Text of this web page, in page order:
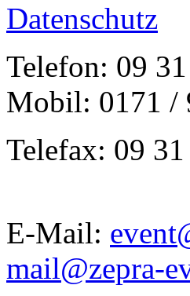
Datenschutz
Telefon: 09
Mobil: 0171 /
Telefax: 09
E-Mail:
mail@zepra-